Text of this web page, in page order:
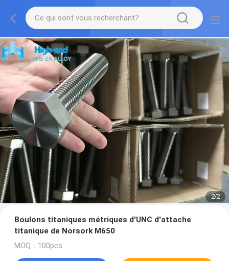
2/2
Boulons titaniques métriques d'UNC d'attache
titanique de Norsork M650
MOQ：100pcs